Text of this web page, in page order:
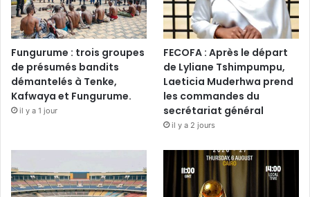
Fungurume : trois groupes
de présumés bandits
démantelés à Tenke,
Kafwaya et Fungurume.
il y a 1 jour
FECOFA : Après le départ
de Lyliane Tshimpumpu,
Laeticia Muderhwa prend
les commandes du
secrétariat général
il y a 2 jours